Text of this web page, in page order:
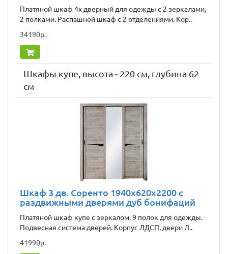
Платяной шкаф 4х дверный для одежды с 2 зеркалами,
2 полками. Распашной шкаф с 2 отделениями. Кор..
34190р.
Шкафы купе, высота - 220 см, глубина 62
см
Шкаф 3 дв. Соренто 1940x620x2200 с
раздвижными дверями дуб бонифаций
Платяной шкаф купе с зеркалом, 9 полок для одежды.
Подвесная система дверей. Корпус ЛДСП, двери Л..
41990р.